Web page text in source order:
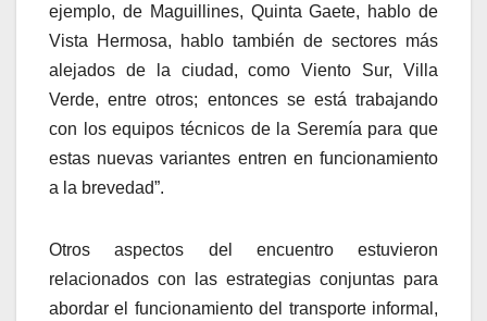
ejemplo, de Maguillines, Quinta Gaete, hablo de
Vista Hermosa, hablo también de sectores más
alejados de la ciudad, como Viento Sur, Villa
Verde, entre otros; entonces se está trabajando
con los equipos técnicos de la Seremía para que
estas nuevas variantes entren en funcionamiento
a la brevedad”.
Otros aspectos del encuentro estuvieron
relacionados con las estrategias conjuntas para
abordar el funcionamiento del transporte informal,